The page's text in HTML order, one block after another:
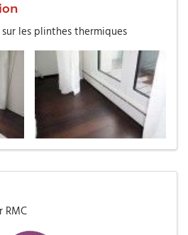
les plinthes thermiques
RMC